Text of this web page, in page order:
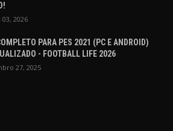
2026
PARA PES 2021 (PC E ANDROID)
- FOOTBALL LIFE 2026
27, 2025